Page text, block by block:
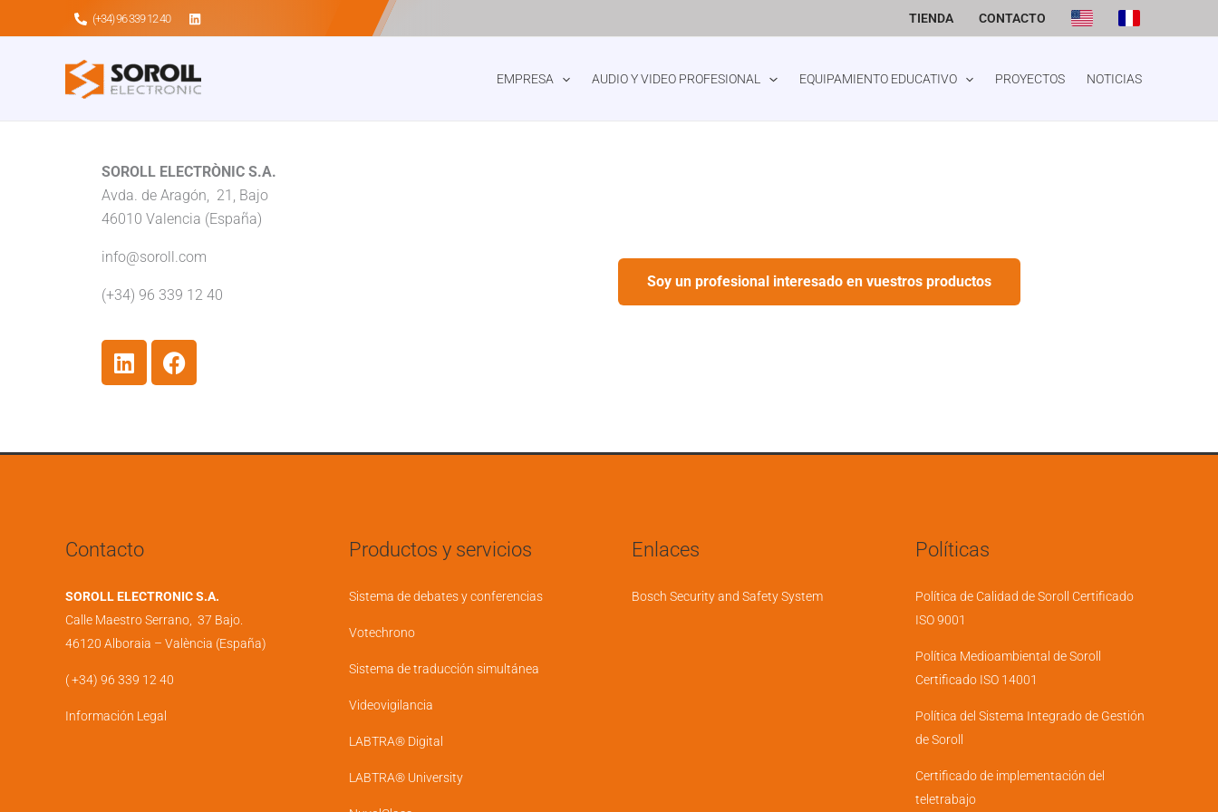
al
(+34) 96 339 12 40 TIENDA CONTACTO
EMPRESA AUDIO Y VIDEO PROFESIONAL EQUIPAMIENTO EDUCATIVO PROYECTOS NOTICIAS
SOROLL ELECTRÒNIC S.A.
Avda. de Aragón, 21, Bajo
46010 Valencia (España)
info@soroll.com
(+34) 96 339 12 40
L
i
d
F
a
o
Soy un profesional interesado en vuestros productos
Contacto
SOROLL ELECTRONIC S.A.
Calle Maestro Serrano, 37 Bajo.
46120 Alboraia – València (España)
( +34) 96 339 12 40
Información Legal
Productos y servicios
Sistema de debates y conferencias
Votechrono
Sistema de traducción simultánea
Videovigilancia
LABTRA® Digital
LABTRA® University
Enlaces
Bosch Security and Safety System
Políticas
Política de Calidad de Soroll Certificado
ISO 9001
Política Medioambiental de Soroll
Certificado ISO 14001
Política del Sistema Integrado de Gestión
de Soroll
Certificado de implementación del
teletrabajo